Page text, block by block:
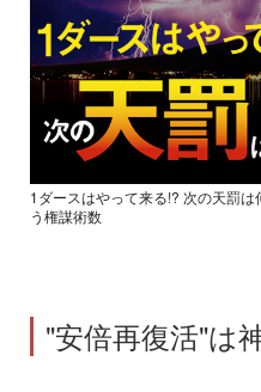
1ダースはやって来る!? 次の天罰
う権謀術数
"安倍再復活"は